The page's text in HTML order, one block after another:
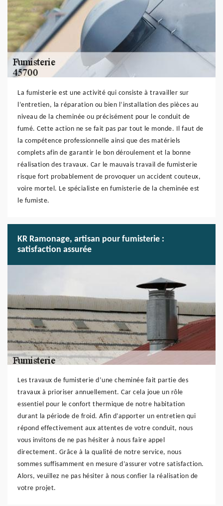
La fumisterie est une activité qui consiste à travailler sur
l’entretien, la réparation ou bien l’installation des pièces au
niveau de la cheminée ou précisément pour le conduit de
fumé. Cette action ne se fait pas par tout le monde. Il faut de
la compétence professionnelle ainsi que des matériels
complets afin de garantir le bon déroulement et la bonne
réalisation des travaux. Car le mauvais travail de fumisterie
risque fort probablement de provoquer un accident couteux,
voire mortel. Le spécialiste en fumisterie de la cheminée est
le fumiste.
KR Ramonage, artisan pour fumisterie :
satisfaction assurée
Les travaux de fumisterie d’une cheminée fait partie des
travaux à prioriser annuellement. Car cela joue un rôle
essentiel pour le confort thermique de notre habitation
durant la période de froid. Afin d’apporter un entretien qui
répond effectivement aux attentes de votre conduit, nous
vous invitons de ne pas hésiter à nous faire appel
directement. Grâce à la qualité de notre service, nous
sommes suffisamment en mesure d’assurer votre satisfaction.
Alors, veuillez ne pas hésiter à nous confier la réalisation de
votre projet.